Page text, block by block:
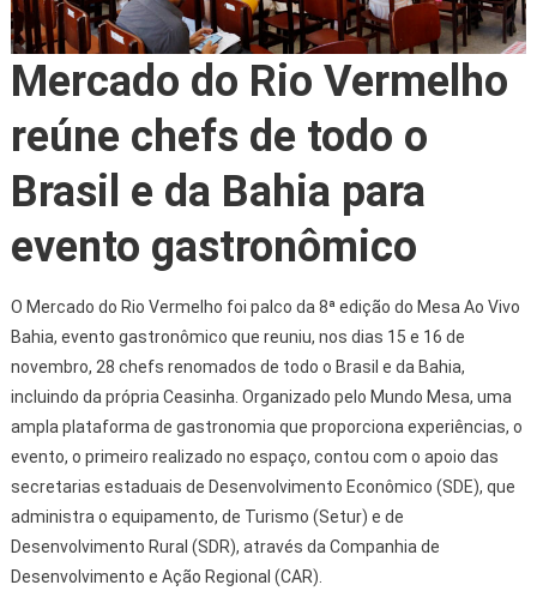
Mercado do Rio Vermelho
reúne chefs de todo o
Brasil e da Bahia para
evento gastronômico
O Mercado do Rio Vermelho foi palco da 8ª edição do Mesa Ao Vivo
Bahia, evento gastronômico que reuniu, nos dias 15 e 16 de
novembro, 28 chefs renomados de todo o Brasil e da Bahia,
incluindo da própria Ceasinha. Organizado pelo Mundo Mesa, uma
ampla plataforma de gastronomia que proporciona experiências, o
evento, o primeiro realizado no espaço, contou com o apoio das
secretarias estaduais de Desenvolvimento Econômico (SDE), que
administra o equipamento, de Turismo (Setur) e de
Desenvolvimento Rural (SDR), através da Companhia de
Desenvolvimento e Ação Regional (CAR).